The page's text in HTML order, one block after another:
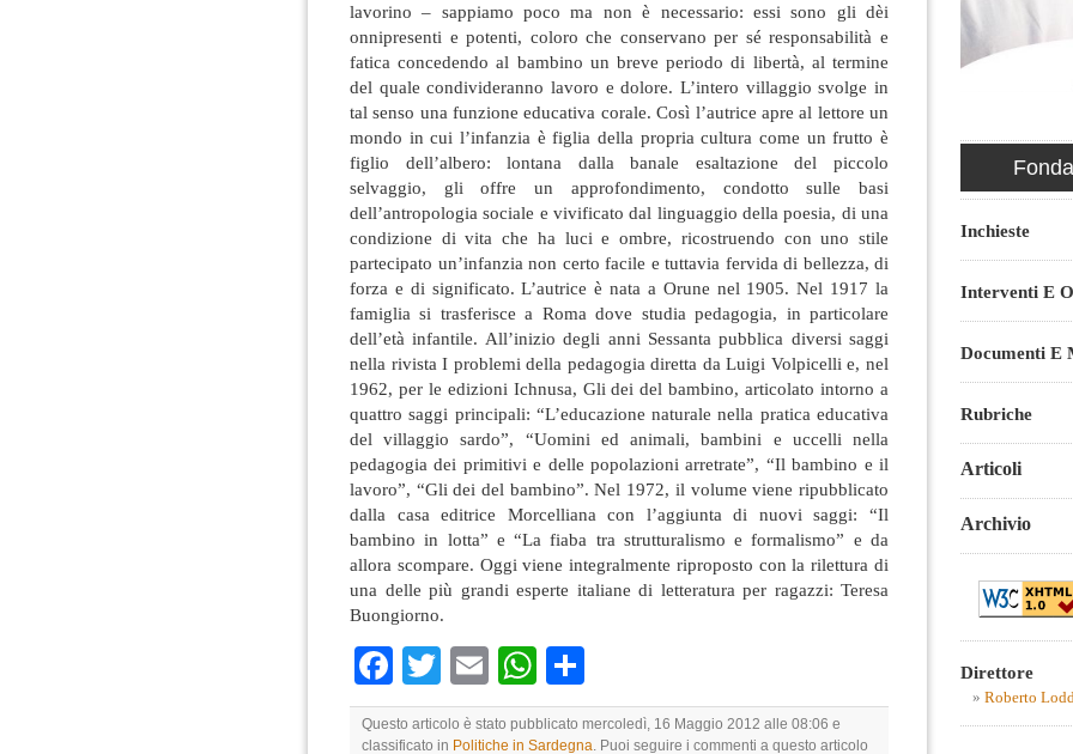
lavorino – sappiamo poco ma non è necessario: essi sono gli dèi
onnipresenti e potenti, coloro che conservano per sé responsabilità e
fatica concedendo al bambino un breve periodo di libertà, al termine
del quale condivideranno lavoro e dolore. L’intero villaggio svolge in
tal senso una funzione educativa corale. Così l’autrice apre al lettore un
mondo in cui l’infanzia è figlia della propria cultura come un frutto è
figlio dell’albero: lontana dalla banale esaltazione del piccolo
selvaggio, gli offre un approfondimento, condotto sulle basi
dell’antropologia sociale e vivificato dal linguaggio della poesia, di una
condizione di vita che ha luci e ombre, ricostruendo con uno stile
partecipato un’infanzia non certo facile e tuttavia fervida di bellezza, di
forza e di significato. L’autrice è nata a Orune nel 1905. Nel 1917 la
famiglia si trasferisce a Roma dove studia pedagogia, in particolare
dell’età infantile. All’inizio degli anni Sessanta pubblica diversi saggi
nella rivista I problemi della pedagogia diretta da Luigi Volpicelli e, nel
1962, per le edizioni Ichnusa, Gli dei del bambino, articolato intorno a
quattro saggi principali: “L’educazione naturale nella pratica educativa
del villaggio sardo”, “Uomini ed animali, bambini e uccelli nella
pedagogia dei primitivi e delle popolazioni arretrate”, “Il bambino e il
lavoro”, “Gli dei del bambino”. Nel 1972, il volume viene ripubblicato
dalla casa editrice Morcelliana con l’aggiunta di nuovi saggi: “Il
bambino in lotta” e “La fiaba tra strutturalismo e formalismo” e da
allora scompare. Oggi viene integralmente riproposto con la rilettura di
una delle più grandi esperte italiane di letteratura per ragazzi: Teresa
Buongiorno.
Facebook
TwitterEmailWhatsApp
Questo articolo è stato pubblicato mercoledì, 16 Maggio 2012 alle 08:06 e
classificato in Politiche in Sardegna. Puoi seguire i commenti a questo articolo
Inchieste
Interventi E
Documenti E
Rubriche
Articoli
Archivio
Direttore
Roberto